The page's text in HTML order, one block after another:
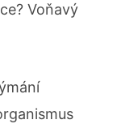
Voňavý